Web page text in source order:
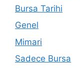
Bursa Tarihi
Genel
Mimari
Sadece Bursa